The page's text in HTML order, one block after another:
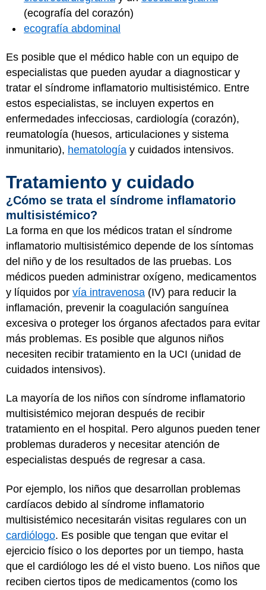
(ecografía del corazón)
ecografía abdominal
Es posible que el médico hable con un equipo de
especialistas que pueden ayudar a diagnosticar y
tratar el síndrome inflamatorio multisistémico. Entre
estos especialistas, se incluyen expertos en
enfermedades infecciosas, cardiología (corazón),
reumatología (huesos, articulaciones y sistema
inmunitario), hematología y cuidados intensivos.
Tratamiento y cuidado
¿Cómo se trata el síndrome inflamatorio
multisistémico?
La forma en que los médicos tratan el síndrome
inflamatorio multisistémico depende de los síntomas
del niño y de los resultados de las pruebas. Los
médicos pueden administrar oxígeno, medicamentos
y líquidos por vía intravenosa (IV) para reducir la
inflamación, prevenir la coagulación sanguínea
excesiva o proteger los órganos afectados para evitar
más problemas. Es posible que algunos niños
necesiten recibir tratamiento en la UCI (unidad de
cuidados intensivos).
La mayoría de los niños con síndrome inflamatorio
multisistémico mejoran después de recibir
tratamiento en el hospital. Pero algunos pueden tener
problemas duraderos y necesitar atención de
especialistas después de regresar a casa.
Por ejemplo, los niños que desarrollan problemas
cardíacos debido al síndrome inflamatorio
multisistémico necesitarán visitas regulares con un
cardiólogo. Es posible que tengan que evitar el
ejercicio físico o los deportes por un tiempo, hasta
que el cardiólogo les dé el visto bueno. Los niños que
reciben ciertos tipos de medicamentos (como los